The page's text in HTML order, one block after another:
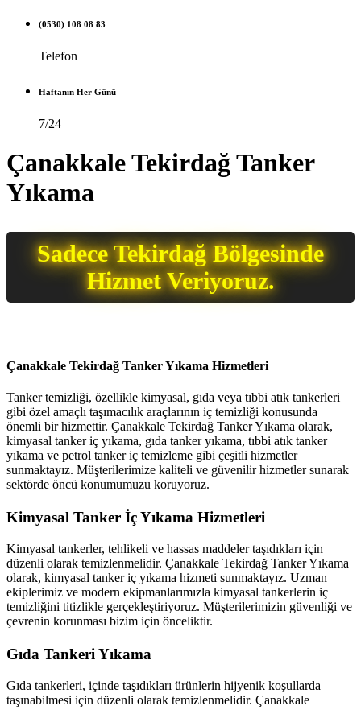
(0530) 108 08 83
Telefon
Haftanın Her Günü
7/24
Çanakkale Tekirdağ Tanker
Yıkama
Sadece Tekirdağ Bölgesinde
Hizmet Veriyoruz.
Çanakkale Tekirdağ Tanker Yıkama Hizmetleri
Tanker temizliği, özellikle kimyasal, gıda veya tıbbi atık tankerleri
gibi özel amaçlı taşımacılık araçlarının iç temizliği konusunda
önemli bir hizmettir. Çanakkale Tekirdağ Tanker Yıkama olarak,
kimyasal tanker iç yıkama, gıda tanker yıkama, tıbbi atık tanker
yıkama ve petrol tanker iç temizleme gibi çeşitli hizmetler
sunmaktayız. Müşterilerimize kaliteli ve güvenilir hizmetler sunarak
sektörde öncü konumumuzu koruyoruz.
Kimyasal Tanker İç Yıkama Hizmetleri
Kimyasal tankerler, tehlikeli ve hassas maddeler taşıdıkları için
düzenli olarak temizlenmelidir. Çanakkale Tekirdağ Tanker Yıkama
olarak, kimyasal tanker iç yıkama hizmeti sunmaktayız. Uzman
ekiplerimiz ve modern ekipmanlarımızla kimyasal tankerlerin iç
temizliğini titizlikle gerçekleştiriyoruz. Müşterilerimizin güvenliği ve
çevrenin korunması bizim için önceliktir.
Gıda Tankeri Yıkama
Gıda tankerleri, içinde taşıdıkları ürünlerin hijyenik koşullarda
taşınabilmesi için düzenli olarak temizlenmelidir. Çanakkale